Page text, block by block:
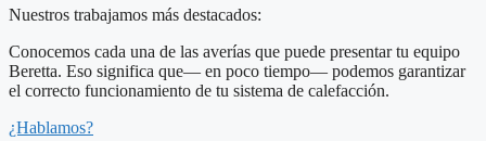
Nuestros trabajamos más destacados:
Conocemos cada una de las averías que puede presentar tu equipo
Beretta. Eso significa que— en poco tiempo— podemos garantizar
el correcto funcionamiento de tu sistema de calefacción.
¿Hablamos?